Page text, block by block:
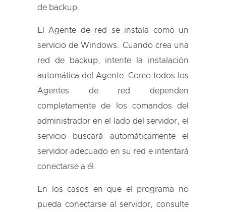
de backup.
El Agente de red se instala como un
servicio de Windows. Cuando crea una
red de backup, intente la instalación
automática del Agente. Como todos los
Agentes de red dependen
completamente de los comandos del
administrador en el lado del servidor, el
servicio buscará automáticamente el
servidor adecuado en su red e intentará
conectarse a él.
En los casos en que el programa no
pueda conectarse al servidor, consulte